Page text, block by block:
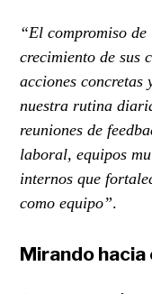
“El compromiso
crecimiento de sus
acciones concretas
nuestra rutina
reuniones de
laboral, equipos
internos que
como equipo”.
Mirando